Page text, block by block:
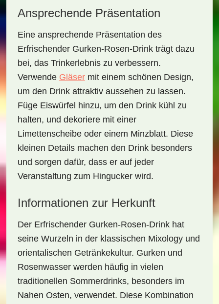
Ansprechende Präsentation
Eine ansprechende Präsentation des
Erfrischender Gurken-Rosen-Drinkträgt dazu
bei, das Trinkerlebnis zu verbessern.
Verwende Gläsermit einem schönen Design,
um den Drink attraktiv aussehen zu lassen.
Füge Eiswürfel hinzu, um den Drink kühl zu
halten, und dekoriere mit einer
Limettenscheibe oder einem Minzblatt. Diese
kleinen Details machen den Drink besonders
und sorgen dafür, dass er auf jeder
Veranstaltung zum Hingucker wird.
Informationen zur Herkunft
Der Erfrischender Gurken-Rosen-Drinkhat
seine Wurzeln in der klassischen Mixology und
orientalischen Getränkekultur. Gurken und
Rosenwasser werden häufig in vielen
traditionellen Sommerdrinks, besonders im
Nahen Osten, verwendet. Diese Kombination